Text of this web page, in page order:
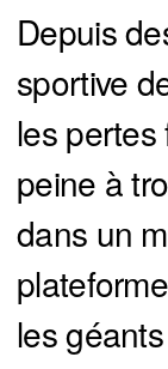
Depuis
sportive
les
peine à
dans un
les